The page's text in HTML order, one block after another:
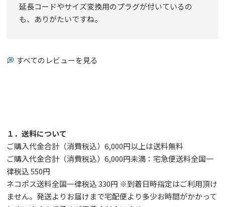
延長コードやサイズ変換用のプラグが付いているの
も、ありがたいですね。
すべてのレビューを見る
１．送料について
ご購入代金合計（消費税込）6,000円以上は送料無料
ご購入代金合計（消費税込）6,000円未満：宅急便送料全国一
律税込 550円
ネコポス送料全国一律税込 330円 ※到着日時指定はご利用頂け
ません。発送よりお届けまで宅配便より多少お時間がかかって